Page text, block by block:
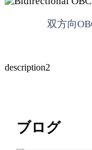
双方向
description2
ブログ